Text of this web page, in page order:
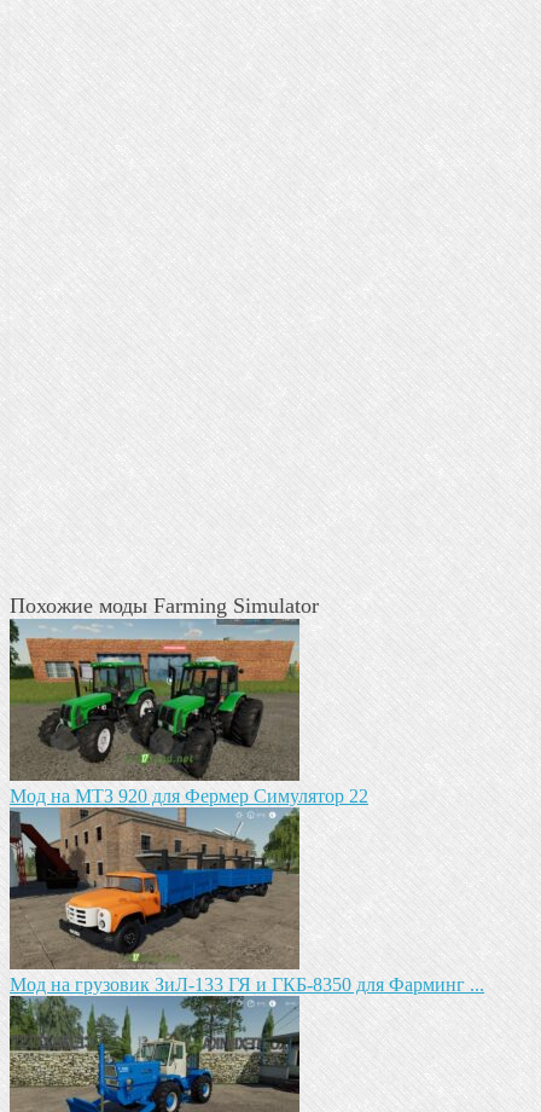
Похожие моды Farming Simulator
Мод на МТЗ 920 для Фермер Симулятор 22
Мод на грузовик ЗиЛ-133 ГЯ и ГКБ-8350 для Фарминг ...